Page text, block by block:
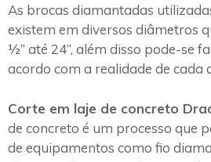
As brocas diamantadas
existem em diversos diâmetros
½” até 24”, além disso pode-se
acordo com a realidade de cada
Corte em laje de concreto
de concreto é um processo que
de equipamentos como fio